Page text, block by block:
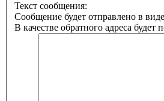
Текст сообщения:
Сообщение будет отправлено в
В качестве обратного адреса будет